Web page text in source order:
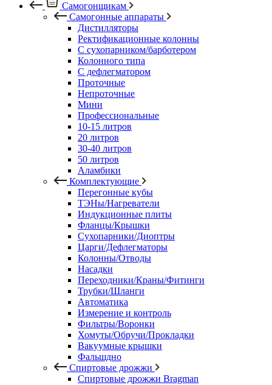
Самогонщикам
Самогонные аппараты
Дистилляторы
Ректификационные колонны
С сухопарником/барботером
Колонного типа
С дефлегматором
Проточные
Непроточные
Мини
Профессиональные
10-15 литров
20 литров
30-40 литров
50 литров
Аламбики
Комплектующие
Перегонные кубы
ТЭНы/Нагреватели
Индукционные плиты
Фланцы/Крышки
Сухопарники/Диоптры
Царги/Дефлегматоры
Колонны/Отводы
Насадки
Переходники/Краны/Фитинги
Трубки/Шланги
Автоматика
Измерение и контроль
Фильтры/Воронки
Хомуты/Обручи/Прокладки
Вакуумные крышки
Фальшдно
Спиртовые дрожжи
Спиртовые дрожжи Bragman